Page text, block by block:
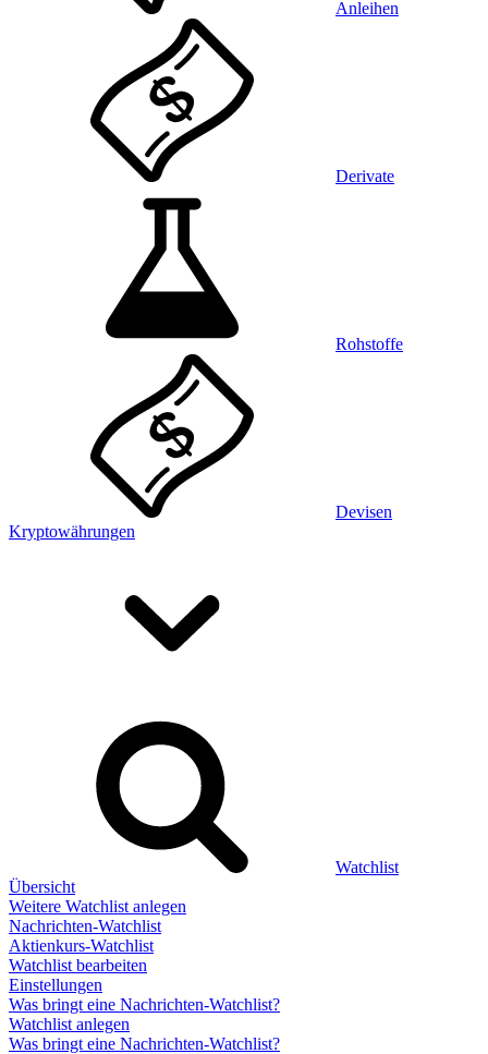
Anleihen
Derivate
Rohstoffe
Devisen
Kryptowährungen
Watchlist
Übersicht
Weitere Watchlist anlegen
Nachrichten-Watchlist
Aktienkurs-Watchlist
Watchlist bearbeiten
Einstellungen
Was bringt eine Nachrichten-Watchlist?
Watchlist anlegen
Was bringt eine Nachrichten-Watchlist?